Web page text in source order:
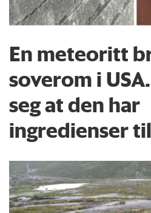
En meteoritt
soverom i
seg at den har
ingredienser